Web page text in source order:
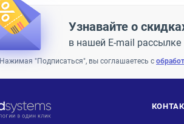
Узнавайте о
в нашей E-mail рассылке
Нажимая "Подписаться", вы соглашаетесь с